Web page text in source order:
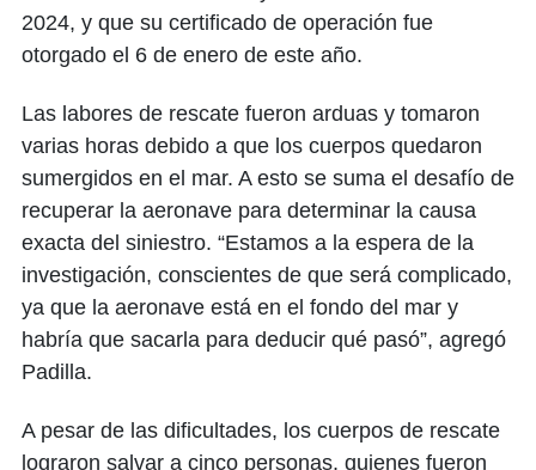
2024, y que su certificado de operación fue
otorgado el 6 de enero de este año.
Las labores de rescate fueron arduas y tomaron
varias horas debido a que los cuerpos quedaron
sumergidos en el mar. A esto se suma el desafío de
recuperar la aeronave para determinar la causa
exacta del siniestro. “Estamos a la espera de la
investigación, conscientes de que será complicado,
ya que la aeronave está en el fondo del mar y
habría que sacarla para deducir qué pasó”, agregó
Padilla.
A pesar de las dificultades, los cuerpos de rescate
lograron salvar a cinco personas, quienes fueron